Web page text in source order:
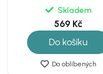
Skladem
569 Kč
Do košíku
Do oblíbených